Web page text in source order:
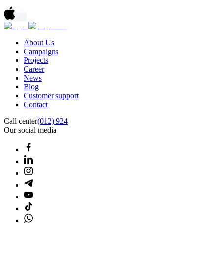
About Us
Campaigns
Projects
Career
News
Blog
Customer support
Contact
Call center(012) 924
Our social media